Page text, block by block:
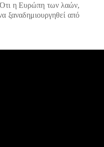
η Ευρώπη των λαών,
ξαναδημιουργηθεί από